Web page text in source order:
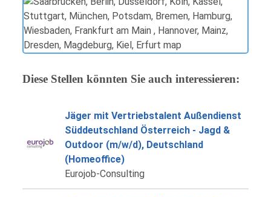
Diese Stellen könnten Sie auch interessieren:
Jäger mit Vertriebstalent Außendienst
Süddeutschland Österreich - Jagd &
Outdoor (m/w/d), Deutschland
(Homeoffice)
Eurojob-Consulting